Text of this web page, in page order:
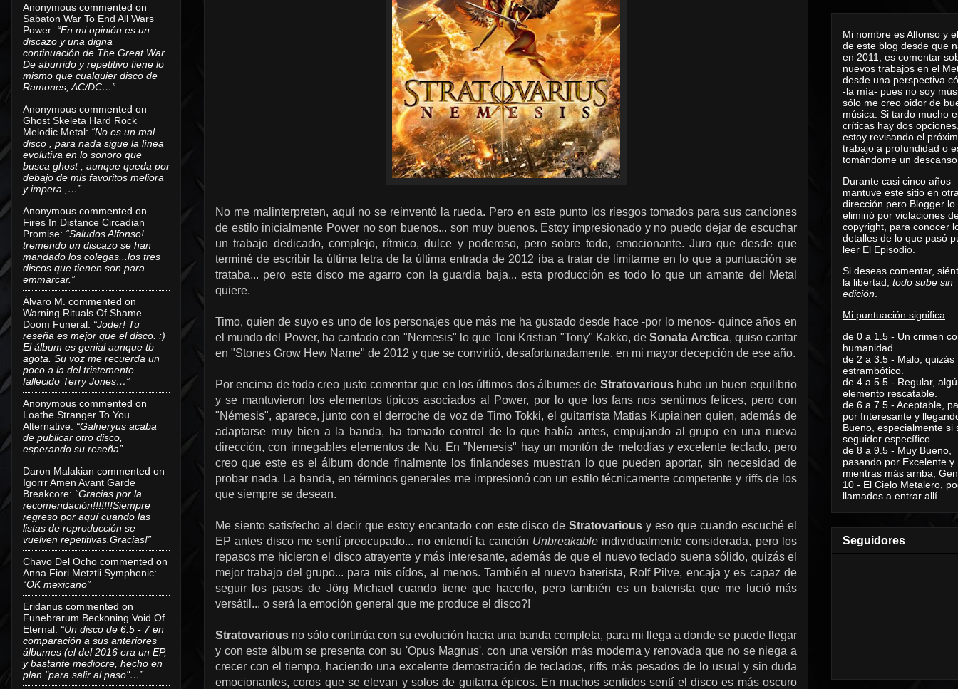
No me malinterpreten, aquí no se reinventó la rueda. Pero en este punto los riesgos tomados para sus canciones
de estilo inicialmente Power no son buenos... son muy buenos. Estoy impresionado y no puedo dejar de escuchar
un trabajo dedicado, complejo, rítmico, dulce y poderoso, pero sobre todo, emocionante. Juro que desde que
terminé de escribir la última letra de la última entrada de 2012 iba a tratar de limitarme en lo que a puntuación se
trataba... pero este disco me agarro con la guardia baja... esta producción es todo lo que un amante del Metal
quiere.
Timo, quien de suyo es uno de los personajes que más me ha gustado desde hace -por lo menos- quince años en
el mundo del Power, ha cantado con "Nemesis" lo que Toni Kristian "Tony" Kakko, deSonata Arctica, quiso cantar
en "Stones Grow Hew Name" de 2012 y que se convirtió, desafortunadamente, en mi mayor decepción de ese año.
Por encima de todo creo justo comentar que en los últimos dos álbumes de Stratovarioushubo un buen equilibrio
y se mantuvieron los elementos típicos asociados al Power, por lo que los fans nos sentimos felices, pero con
"Némesis", aparece, junto con el derroche de voz de Timo Tokki, el guitarrista Matias Kupiainen quien, además de
adaptarse muy bien a la banda, ha tomado control de lo que había antes, empujando al grupo en una nueva
dirección, con innegables elementos de Nu. En "Nemesis" hay un montón de melodías y excelente teclado, pero
creo que este es el álbum donde finalmente los finlandeses muestran lo que pueden aportar, sin necesidad de
probar nada. La banda, en términos generales me impresionó con un estilo técnicamente competente y riffs de los
que siempre se desean.
Me siento satisfecho al decir que estoy encantado con este disco deStratovarious y eso que cuando escuché el
EP antes disco me sentí preocupado... no entendí la canción Unbreakableindividualmente considerada, pero los
repasos me hicieron el disco atrayente y más interesante, además de que el nuevo teclado suena sólido, quizás el
mejor trabajo del grupo... para mis oídos, al menos. También el nuevo baterista, Rolf Pilve, encaja y es capaz de
seguir los pasos de Jörg Michael cuando tiene que hacerlo, pero también es un baterista que me lució más
versátil... o será la emoción general que me produce el disco?!
Stratovarious no sólo continúa con su evolución hacia una banda completa, para mi llega a donde se puede llegar
y con este álbum se presenta con su 'Opus Magnus', con una versión más moderna y renovada que no se niega a
crecer con el tiempo, haciendo una excelente demostración de teclados, riffs más pesados de lo usual y sin duda
emocionantes, coros que se elevan y solos de guitarra épicos. En muchos sentidos sentí el disco es más oscuro
Anonymous commented on
Sabaton War To End All Wars
Power: “En mi opinión es un
discazo y una digna
continuación de The Great War.
De aburrido y repetitivo tiene lo
mismo que cualquier disco de
Ramones, AC/DC…”
Anonymous commented on
Ghost Skeleta Hard Rock
Melodic Metal: “No es un mal
disco , para nada sigue la línea
evolutiva en lo sonoro que
busca ghost , aunque queda por
debajo de mis favoritos meliora
y impera ,…”
Anonymous commented on
Fires In Distance Circadian
Promise: “Saludos Alfonso!
tremendo un discazo se han
mandado los colegas...los tres
discos que tienen son para
emmarcar.”
Álvaro M. commented on
Warning Rituals Of Shame
Doom Funeral: “Joder! Tu
reseña es mejor que el disco. :)
El álbum es genial aunque tb
agota. Su voz me recuerda un
poco a la del tristemente
fallecido Terry Jones…”
Anonymous commented on
Loathe Stranger To You
Alternative: “Galneryus acaba
de publicar otro disco,
esperando su reseña”
Daron Malakian commented on
Igorrr Amen Avant Garde
Breakcore: “Gracias por la
recomendación!!!!!!!Siempre
regreso por aquí cuando las
listas de reproducción se
vuelven repetitivas.Gracias!”
Chavo Del Ocho commented on
Anna Fiori Metztli Symphonic:
“OK mexicano”
Eridanus commented on
Funebrarum Beckoning Void Of
Eternal: “Un disco de 6.5 - 7 en
comparación a sus anteriores
álbumes (el del 2016 era un EP,
y bastante mediocre, hecho en
plan "para salir al paso"…”
Mi nombre es Alfonso y
de este blog desde que
en 2011, es comentar
nuevos trabajos en el
desde una perspectiva
-la mía- pues no soy
sólo me creo oidor de
música. Si tardo mucho
críticas hay dos
estoy revisando el
trabajo a profundidad o
tomándome un
Durante casi cinco años
mantuve este sitio en
dirección pero Blogger lo
eliminó por violaciones
copyright, para conocer
detalles de lo que pasó
leer El Episodio
Si deseas comentar,
la libertad, todo sube sin
edición
Mi puntuación significa:
de 0 a 1.5 - Un crimen
humanidad.
de 2 a 3.5 - Malo, quizás
estrambótico.
de 4 a 5.5 - Regular,
elemento rescatable.
de 6 a 7.5 - Aceptable,
por Interesante y
Bueno, especialmente si
seguidor específico.
de 8 a 9.5 - Muy Bueno,
pasando por Excelente y
mientras más arriba,
10 - El Cielo Metalero,
llamados a entrar allí.
Seguidores